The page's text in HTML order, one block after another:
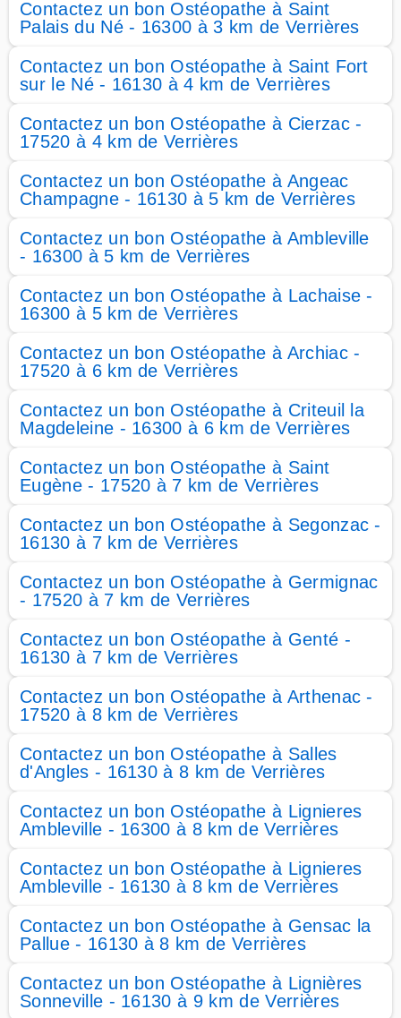
Contactez un bon Ostéopathe à Saint
Palais du Né - 16300 à 3 km de Verrières
Contactez un bon Ostéopathe à Saint Fort
sur le Né - 16130 à 4 km de Verrières
Contactez un bon Ostéopathe à Cierzac -
17520 à 4 km de Verrières
Contactez un bon Ostéopathe à Angeac
Champagne - 16130 à 5 km de Verrières
Contactez un bon Ostéopathe à Ambleville
- 16300 à 5 km de Verrières
Contactez un bon Ostéopathe à Lachaise -
16300 à 5 km de Verrières
Contactez un bon Ostéopathe à Archiac -
17520 à 6 km de Verrières
Contactez un bon Ostéopathe à Criteuil la
Magdeleine - 16300 à 6 km de Verrières
Contactez un bon Ostéopathe à Saint
Eugène - 17520 à 7 km de Verrières
Contactez un bon Ostéopathe à Segonzac -
16130 à 7 km de Verrières
Contactez un bon Ostéopathe à Germignac
- 17520 à 7 km de Verrières
Contactez un bon Ostéopathe à Genté -
16130 à 7 km de Verrières
Contactez un bon Ostéopathe à Arthenac -
17520 à 8 km de Verrières
Contactez un bon Ostéopathe à Salles
d'Angles - 16130 à 8 km de Verrières
Contactez un bon Ostéopathe à Lignieres
Ambleville - 16300 à 8 km de Verrières
Contactez un bon Ostéopathe à Lignieres
Ambleville - 16130 à 8 km de Verrières
Contactez un bon Ostéopathe à Gensac la
Pallue - 16130 à 8 km de Verrières
Contactez un bon Ostéopathe à Lignières
Sonneville - 16130 à 9 km de Verrières